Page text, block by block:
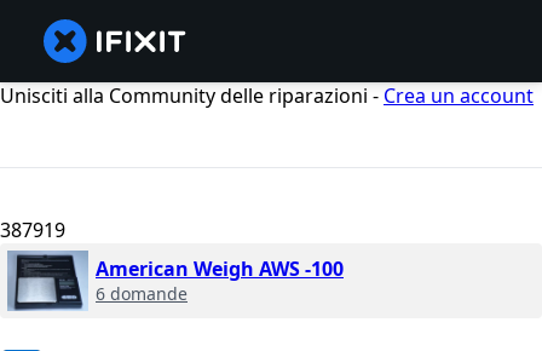
Unisciti alla Community delle riparazioni - Crea un account
387919
American Weigh AWS -100
6 domande